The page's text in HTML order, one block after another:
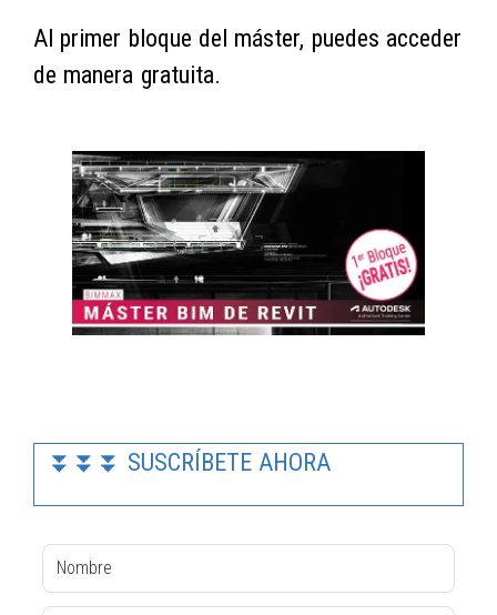
Al primer bloque del máster, puedes acceder
de manera gratuita.
⏬⏬⏬ SUSCRÍBETE AHORA